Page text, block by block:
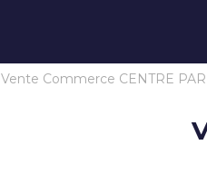
Vente Commerce CENTRE